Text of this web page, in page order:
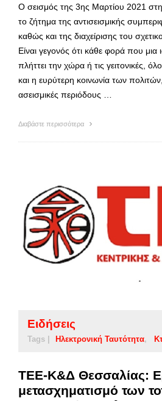
Ο σεισμός της 3ης Μαρτίου 2021
το ζήτημα της αντισεισμικής
καθώς και της διαχείρισης του
Είναι γεγονός ότι κάθε φορά που μια
πλήττει την χώρα ή τις γειτονικές,
και η ευρύτερη κοινωνία των
ασεισμικές περιόδους …
Διαβάστε περισσότερα
Ειδήσεις
Tags | Ηλεκτρονική Ταυτότητα
ΤΕΕ-Κ&Δ Θεσσαλίας:
μετασχηματισμό των